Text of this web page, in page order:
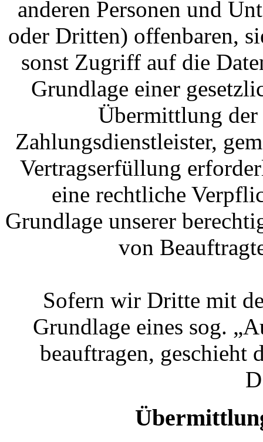
anderen Personen und
oder Dritten) offenbaren,
sonst Zugriff auf die
Grundlage einer
Übermittlung
Zahlungsdienstleister,
Vertragserfüllung
eine rechtliche
Grundlage unserer
von
Sofern wir Dritte mit
Grundlage eines sog.
beauftragen, geschieht